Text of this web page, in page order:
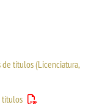
títulos (Licenciatura,
títulos